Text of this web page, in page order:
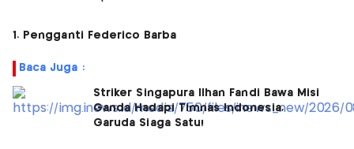
1. Pengganti Federico Barba
Baca Juga :
Striker Singapura Ilhan Fandi Bawa Misi
Ganda Hadapi Timnas Indonesia,
Garuda Siaga Satu!